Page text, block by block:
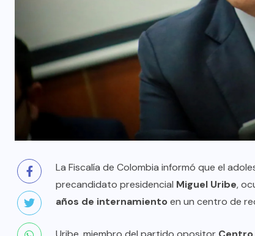
La Fiscalía de Colombia informó que el
precandidato presidencial Miguel Uribe,
años de internamientoen un centro de